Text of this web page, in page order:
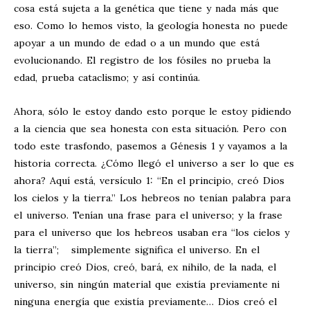
cosa está sujeta a la genética que tiene y nada más que
eso. Como lo hemos visto, la geología honesta no puede
apoyar a un mundo de edad o a un mundo que está
evolucionando. El registro de los fósiles no prueba la
edad, prueba cataclismo; y así continúa.
Ahora, sólo le estoy dando esto porque le estoy pidiendo
a la ciencia que sea honesta con esta situación. Pero con
todo este trasfondo, pasemos a Génesis 1y vayamos a la
historia correcta. ¿Cómo llegó el universo a ser lo que es
ahora? Aquí está, versículo 1: “En el principio, creó Dios
los cielos y la tierra.” Los hebreos no tenían palabra para
el universo. Tenían una frase para el universo; y la frase
para el universo que los hebreos usaban era “los cielos y
la tierra”; simplemente significa el universo. En el
principio creó Dios, creó, bará, ex nihilo, de la nada, el
universo, sin ningún material que existía previamente ni
ninguna energía que existía previamente… Dios creó el